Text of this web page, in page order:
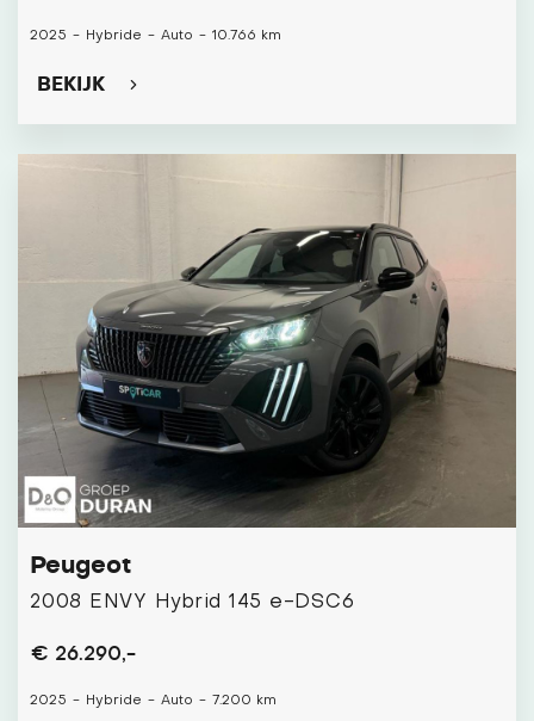
2025 - Hybride - Auto - 10.766 km
BEKIJK
Peugeot
2008 ENVY Hybrid 145 e-DSC6
€ 26.290,-
2025 - Hybride - Auto - 7.200 km